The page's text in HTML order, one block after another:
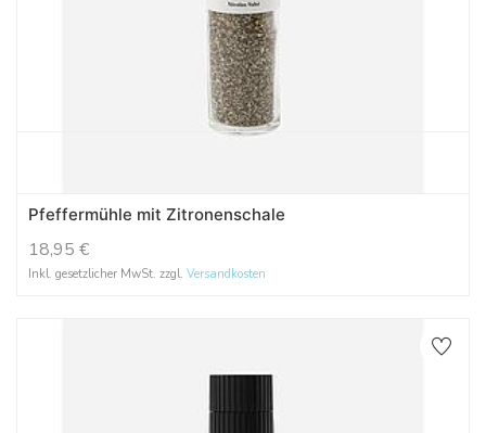
Pfeffermühle mit Zitronenschale
18,95 €
Inkl. gesetzlicher MwSt. zzgl. Versandkosten